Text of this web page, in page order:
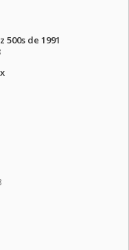
de 1991